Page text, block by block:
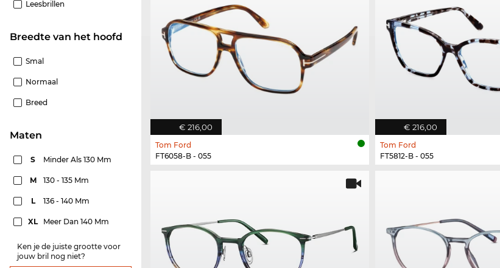
Leesbrillen
Breedte van het hoofd
Smal
Normaal
Breed
Maten
S Minder Als 130 Mm
M 130 - 135 Mm
L 136 - 140 Mm
XL Meer Dan 140 Mm
Ken je de juiste grootte voor
jouw bril nog niet?
€ 216,00
Tom Ford
FT6058-B - 055
€ 216,00
Tom Ford
FT5812-B - 055